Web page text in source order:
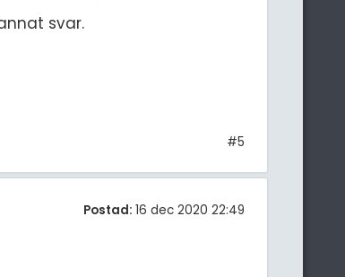
svar.
#5
Postad: 16 dec 2020 22:49